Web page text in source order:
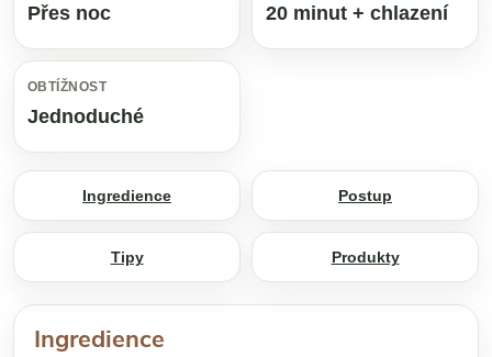
Přes noc 20 minut + chlazení
OBTÍŽNOST
Jednoduché
Ingredience Postup
Tipy Produkty
Ingredience